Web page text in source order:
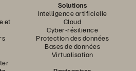
et
Solutions
Intelligence artificielle
Cloud
Cyber-résilience
Protection des données
Bases de données
Virtualisation